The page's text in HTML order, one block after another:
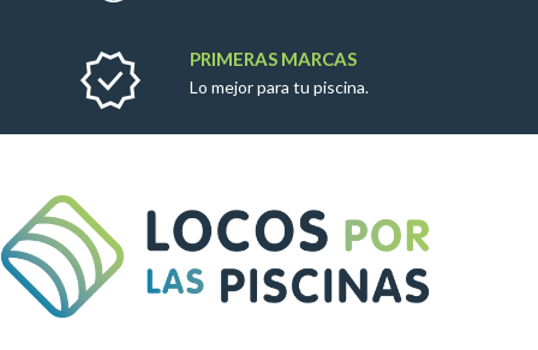
PRIMERAS MARCAS
Lo mejor para tu piscina.